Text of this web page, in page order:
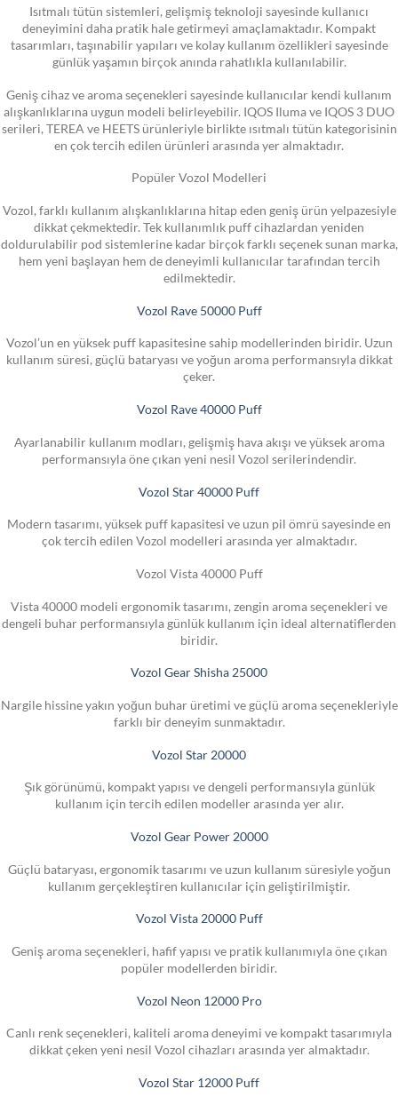
Isıtmalı tütün sistemleri, gelişmiş teknoloji sayesinde kullanıcı
deneyimini daha pratik hale getirmeyi amaçlamaktadır. Kompakt
tasarımları, taşınabilir yapıları ve kolay kullanım özellikleri sayesinde
günlük yaşamın birçok anında rahatlıkla kullanılabilir.
Geniş cihaz ve aroma seçenekleri sayesinde kullanıcılar kendi kullanım
alışkanlıklarına uygun modeli belirleyebilir. IQOS Iluma ve IQOS 3 DUO
serileri, TEREA ve HEETS ürünleriyle birlikte ısıtmalı tütün kategorisinin
en çok tercih edilen ürünleri arasında yer almaktadır.
Popüler Vozol Modelleri
Vozol, farklı kullanım alışkanlıklarına hitap eden geniş ürün yelpazesiyle
dikkat çekmektedir. Tek kullanımlık puff cihazlardan yeniden
doldurulabilir pod sistemlerine kadar birçok farklı seçenek sunan marka,
hem yeni başlayan hem de deneyimli kullanıcılar tarafından tercih
edilmektedir.
Vozol Rave 50000 Puff
Vozol’un en yüksek puff kapasitesine sahip modellerinden biridir. Uzun
kullanım süresi, güçlü bataryası ve yoğun aroma performansıyla dikkat
çeker.
Vozol Rave 40000 Puff
Ayarlanabilir kullanım modları, gelişmiş hava akışı ve yüksek aroma
performansıyla öne çıkan yeni nesil Vozol serilerindendir.
Vozol Star 40000 Puff
Modern tasarımı, yüksek puff kapasitesi ve uzun pil ömrü sayesinde en
çok tercih edilen Vozol modelleri arasında yer almaktadır.
Vozol Vista 40000 Puff
Vista 40000 modeli ergonomik tasarımı, zengin aroma seçenekleri ve
dengeli buhar performansıyla günlük kullanım için ideal alternatiflerden
biridir.
Vozol Gear Shisha 25000
Nargile hissine yakın yoğun buhar üretimi ve güçlü aroma seçenekleriyle
farklı bir deneyim sunmaktadır.
Vozol Star 20000
Şık görünümü, kompakt yapısı ve dengeli performansıyla günlük
kullanım için tercih edilen modeller arasında yer alır.
Vozol Gear Power 20000
Güçlü bataryası, ergonomik tasarımı ve uzun kullanım süresiyle yoğun
kullanım gerçekleştiren kullanıcılar için geliştirilmiştir.
Vozol Vista 20000 Puff
Geniş aroma seçenekleri, hafif yapısı ve pratik kullanımıyla öne çıkan
popüler modellerden biridir.
Vozol Neon 12000 Pro
Canlı renk seçenekleri, kaliteli aroma deneyimi ve kompakt tasarımıyla
dikkat çeken yeni nesil Vozol cihazları arasında yer almaktadır.
Vozol Star 12000 Puff